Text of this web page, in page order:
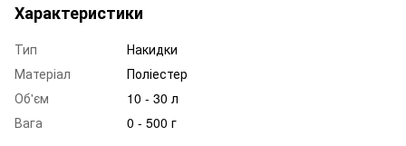
Характеристики
Тип
Накидки
Матеріал
Поліестер
Об'єм
10 - 30 л
Вага
0 - 500 г